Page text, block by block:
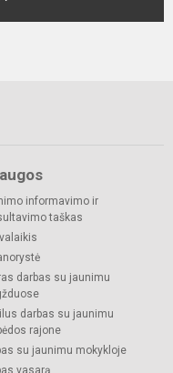
informavimo ir
taškas
darbas su jaunimu
darbas su jaunimu
rajone
su jaunimu mokykloje
vasarą